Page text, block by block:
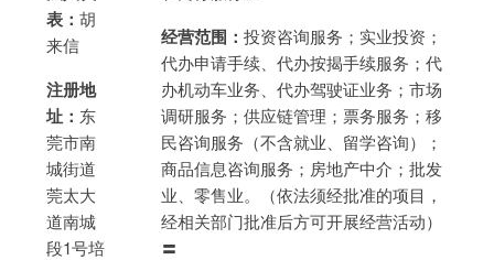
表： 胡
来信
注册地
址： 东
莞市南
城街道
莞太大
道南城
段1号培
经营范围： 投资咨询服务；实业投资；
代办申请手续、代办按揭手续服务；代
办机动车业务、代办驾驶证业务；市场
调研服务；供应链管理；票务服务；移
民咨询服务（不含就业、留学咨询）；
商品信息咨询服务；房地产中介；批发
业、零售业。（依法须经批准的项目，
经相关部门批准后方可开展经营活动）
〓